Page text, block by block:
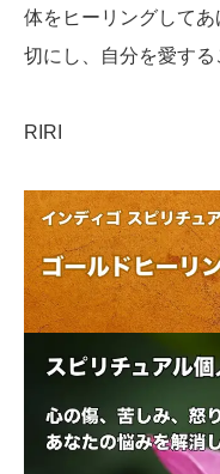
体をヒーリングして
切にし、自分を愛する
RIRI